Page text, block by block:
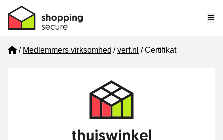
Home
Medlemmers virksomhed verf.nl Certifikat